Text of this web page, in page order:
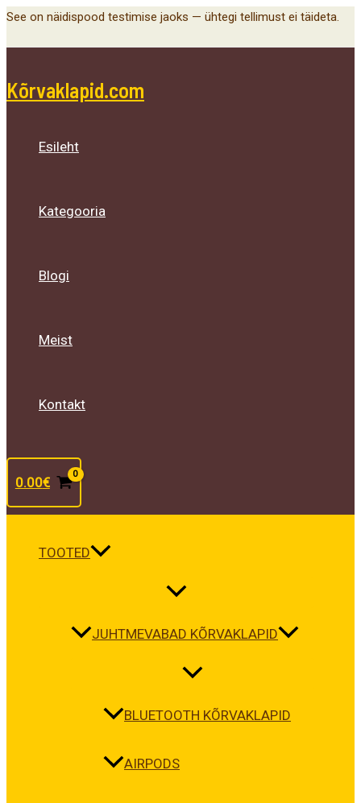
Skip
See on näidispood testimise jaoks — ühtegi tellimust ei täideta.
Kõrvaklapid.com
Esileht
Kategooria
Blogi
Meist
Kontakt
0.00€
TOOTED
Menu
Toggle
JUHTMEVABAD KÕRVAKLAPID
Menu
Toggle
BLUETOOTH KÕRVAKLAPID
AIRPODS
Menu
Toggle
Main
Menu